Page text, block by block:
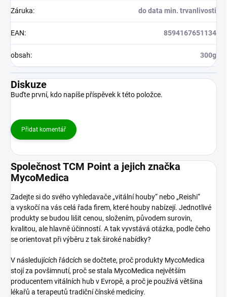
Záruka: do data min. trvanlivosti
EAN: 8594167651134
obsah: 300g
Diskuze
Buďte první, kdo napíše příspěvek k této položce.
Přidat komentář
Společnost TCM Point a jejich značka
MycoMedica
Zadejte si do svého vyhledavače „vitální houby“ nebo „Reishi“
a vyskočí na vás celá řada firem, které houby nabízejí. Jednotlivé
produkty se budou lišit cenou, složením, původem surovin,
kvalitou, ale hlavně účinností. A tak vyvstává otázka, podle čeho
se orientovat při výběru z tak široké nabídky?
V následujících řádcích se dočtete, proč produkty MycoMedica
stojí za povšimnutí, proč se stala MycoMedica největším
producentem vitálních hub v Evropě, a proč je používá většina
lékařů a terapeutů tradiční čínské medicíny.